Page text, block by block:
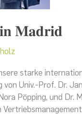
𝐌𝐚𝐝𝐫𝐢𝐝
starke
Univ.-Prof. Dr.
Pöpping, und Dr.